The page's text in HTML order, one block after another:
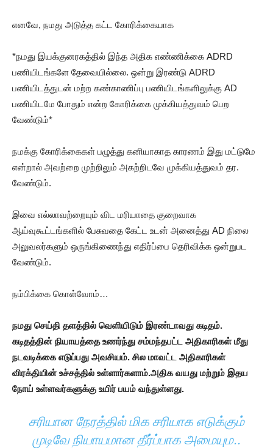
எனவே, நமது அடுத்த கட்ட கோரிக்கையாக
*நமது இயக்குனரகத்தில் இந்த அதிக எண்ணிக்கை ADRD
பணியிடங்களே தேவையில்லை. ஒன்று இரண்டு ADRD
பணியிடத்துடன் மற்ற கண்காணிப்பு பணியிடங்களிலுக்கு AD
பணியிடமே போதும் என்ற கோரிக்கை முக்கியத்துவம் பெற
வேண்டும்*
நமக்கு கோரிக்கைகள் பழுத்து கனியாகாத காரணம் இது மட்டுமே
என்றால் அவற்றை முற்றிலும் அகற்றிடவே முக்கியத்துவம் தர.
வேண்டும்.
இவை எல்லாவற்றையும் விட மரியாதை குறைவாக
ஆய்வுகூட்டங்களில் பேசுவதை கேட்ட உடன் அனைத்து AD நிலை
அலுவலர்களும் ஒருங்கிணைந்து எதிர்ப்பை தெரிவிக்க ஒன்றுபட
வேண்டும்.
நம்பிக்கை கொள்வோம்…
நமது செய்தி தளத்தில் வெளியிடும் இரண்டாவது கடிதம்.
கடிதத்தின் நியாயத்தை உணர்ந்து சம்மந்தபட்ட அதிகாரிகள் மீது
நடவடிக்கை எடுப்பது அவசியம். சில மாவட்ட அதிகாரிகள்
விரக்தியின் உச்சத்தில் உள்ளார்களாம்.அதிக வயது மற்றும் இதய
நோய் உள்ளவர்களுக்கு உயிர் பயம் வந்துள்ளது.
சரியான நேரத்தில் மிக சரியாக எடுக்கும்
முடிவே நியாயமான தீர்ப்பாக அமையும..